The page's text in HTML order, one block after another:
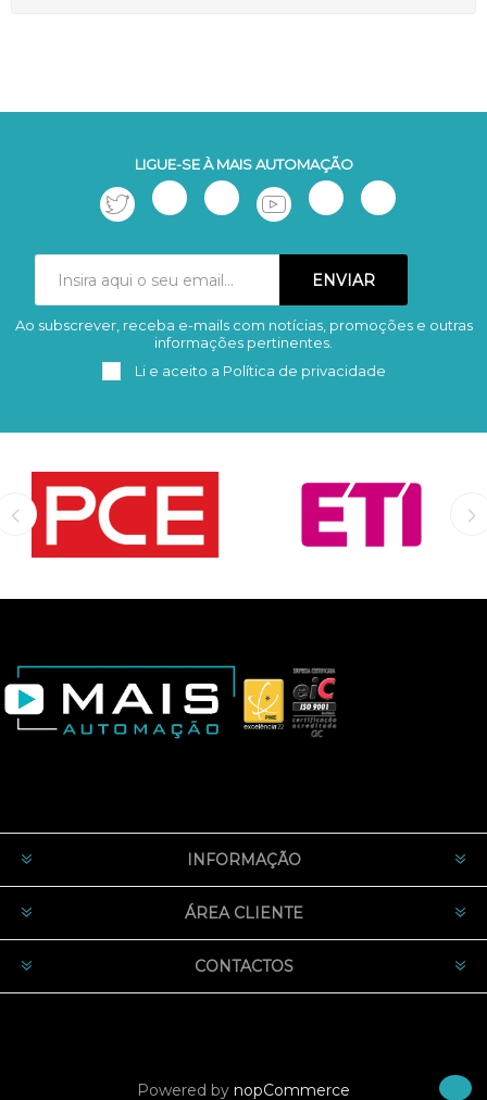
LIGUE-SE À MAIS AUTOMAÇÃO
Subscrever Remover
Ao subscrever, receba e-mails com notícias, promoções e outras
informações pertinentes.
Li e aceito a Política de privacidade
INFORMAÇÃO
ÁREA CLIENTE
CONTACTOS
Powered by nopCommerce